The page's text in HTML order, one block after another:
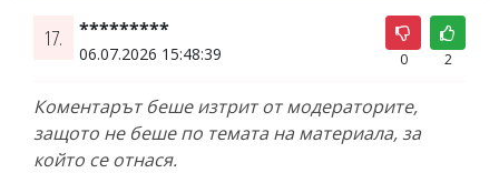
17. *********
06.07.2026 15:48:39 0 2
Коментарът беше изтрит от модераторите,
защото не беше по темата на материала, за
който се отнася.